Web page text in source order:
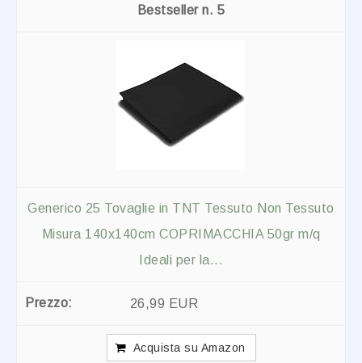
5
Generico 25 Tovaglie in TNT Tessuto Non Tessuto
Misura 140x140cm COPRIMACCHIA 50gr m/q
Ideali per la...
26,99 EUR
Acquista su Amazon